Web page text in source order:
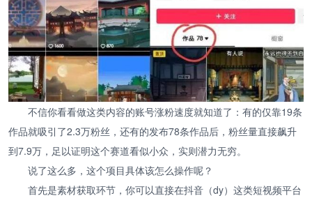
不信你看看做这类内容的账号涨粉速度就知道了：有的仅靠19条
作品就吸引了2.3万粉丝，还有的发布78条作品后，粉丝量直接飙升
到7.9万，足以证明这个赛道看似小众，实则潜力无穷。
说了这么多，这个项目具体该怎么操作呢？
首先是素材获取环节，你可以直接在抖音（dy）这类短视频平台